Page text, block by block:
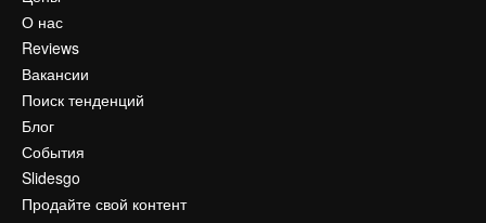
О нас
Reviews
Вакансии
Поиск тенденций
Блог
События
Slidesgo
Продайте свой контент